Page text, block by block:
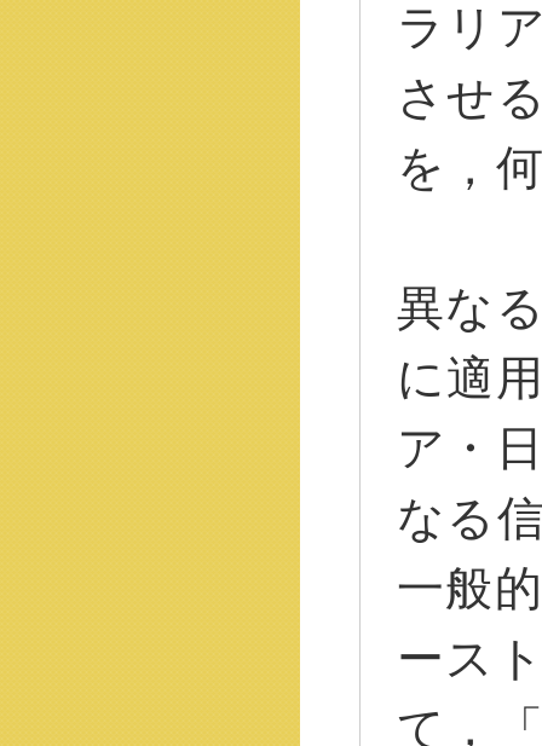
ラリ
させ
を，
異な
に適
ア・
なる
一般
ース
て，